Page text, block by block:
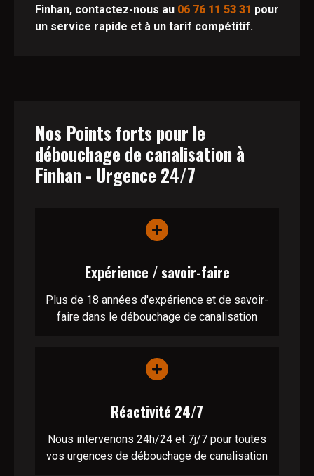
Finhan, contactez-nous au 06 76 11 53 31 pour
un service rapide et à un tarif compétitif.
Nos Points forts pour le
débouchage de canalisation à
Finhan - Urgence 24/7
Expérience / savoir-faire
Plus de 18 années d'expérience et de savoir-
faire dans le débouchage de canalisation
Réactivité 24/7
Nous intervenons 24h/24 et 7j/7 pour toutes
vos urgences de débouchage de canalisation